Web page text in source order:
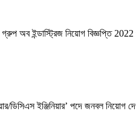
গ্রুপ অব ইন্ডাস্ট্রিজ নিয়োগ বিজ্ঞপ্তি
ডিসিএস ইঞ্জিনিয়ার’ পদে জনবল